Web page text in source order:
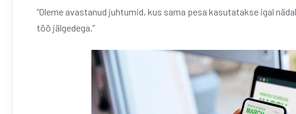
“Oleme avastanud juhtumid, kus sama pesa kasutatakse igal
töö jälgedega.”